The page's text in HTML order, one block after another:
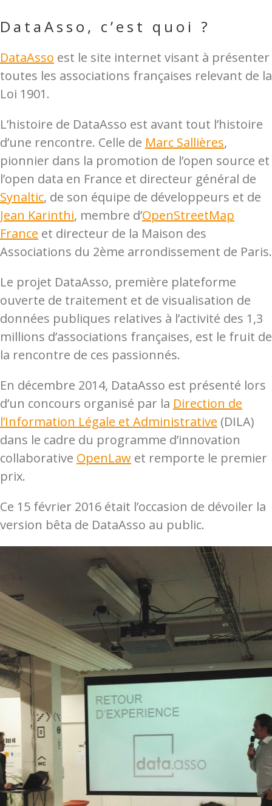
DataAsso, c’est quoi ?
DataAsso est le site internet visant à présenter
toutes les associations françaises relevant de la
Loi 1901.
L’histoire de DataAsso est avant tout l’histoire
d’une rencontre. Celle de Marc Sallières,
pionnier dans la promotion de l’open source et
l’open data en France et directeur général de
Synaltic, de son équipe de développeurs et de
Jean Karinthi, membre d’OpenStreetMap
France et directeur de la Maison des
Associations du 2ème arrondissement de Paris.
Le projet DataAsso, première plateforme
ouverte de traitement et de visualisation de
données publiques relatives à l’activité des 1,3
millions d’associations françaises, est le fruit de
la rencontre de ces passionnés.
En décembre 2014, DataAsso est présenté lors
d’un concours organisé par la Direction de
l’Information Légale et Administrative (DILA)
dans le cadre du programme d’innovation
collaborative OpenLaw et remporte le premier
prix.
Ce 15 février 2016 était l’occasion de dévoiler la
version bêta de DataAsso au public.